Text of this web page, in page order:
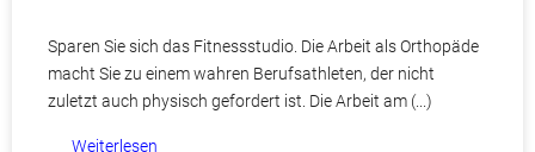
Sparen Sie sich das Fitnessstudio. Die Arbeit als Orthopäde
macht Sie zu einem wahren Berufsathleten, der nicht
zuletzt auch physisch gefordert ist. Die Arbeit am
Weiterlesen